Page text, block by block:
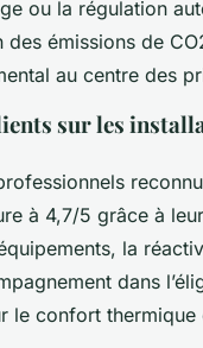
ou la régulation
émissions de
au centre des
sur les
à 4,7/5 grâce à
la
dans
le confort